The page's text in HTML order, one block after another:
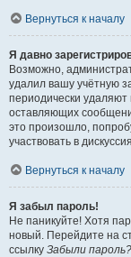
Вернуться к началу
Я давно
Возможно,
удалил вашу учётную
периодически
оставляющих
это произошло,
участвовать в
Вернуться к началу
Я забыл пароль!
Не паникуйте! Хотя
новый. Перейдите на
ссылку Забыли пароль?